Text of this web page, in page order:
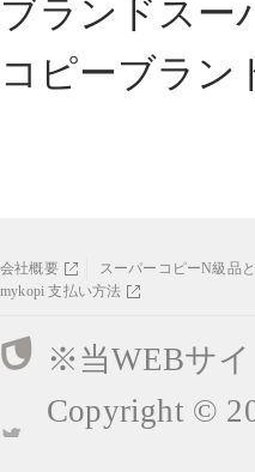
ブランドスー
コピーブラン
会社概要 スーパーコピーN級品
mykopi 支払い方法
※当WEBサ
Copyright ©